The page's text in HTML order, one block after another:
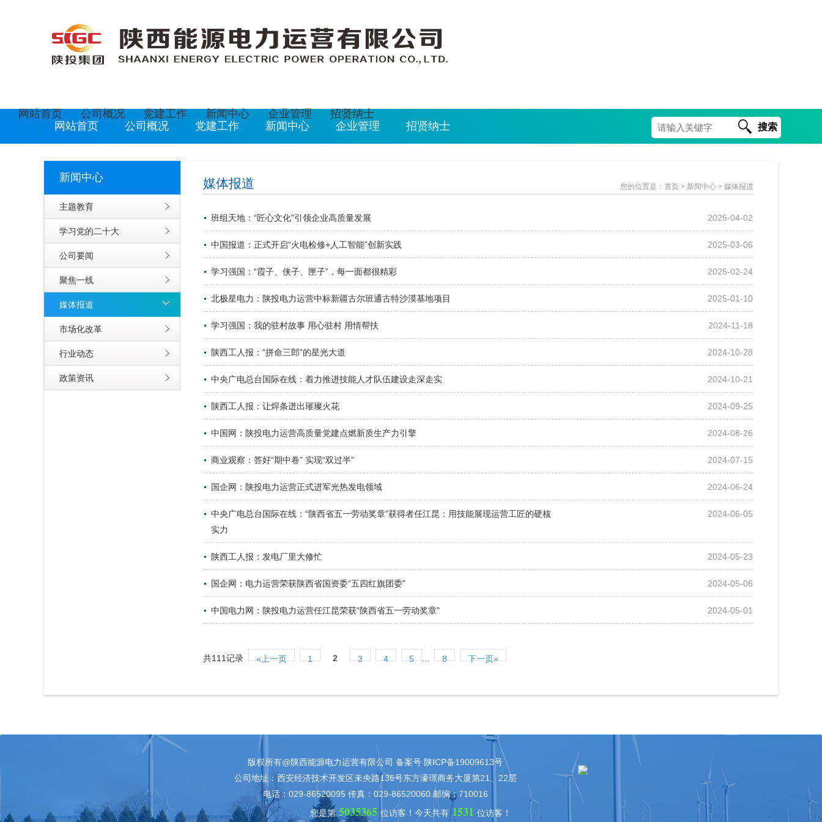
网站首页 公司概况 党建工作 新闻中心 企业管理
招贤纳士
网站首页
公司概况 党建工作 新闻中心 企业管理 招贤纳士 搜索
新闻中心
主题教育
学习党的二十大
公司要闻
聚焦一线
媒体报道
市场化改革
行业动态
政策资讯
媒体报道 您的位置是： 首页 > 新闻中心 > 媒体报道
班组天地：“匠心文化”引领企业高质量发展 2025-04-02
中国报道：正式开启“火电检修+人工智能”创新实践 2025-03-06
学习强国：“霞子、侠子、匣子”，每一面都很精彩 2025-02-24
北极星电力：陕投电力运营中标新疆古尔班通古特沙漠基地项目 2025-01-10
学习强国：我的驻村故事 用心驻村 用情帮扶 2024-11-18
陕西工人报：“拼命三郎”的星光大道 2024-10-28
中央广电总台国际在线：着力推进技能人才队伍建设走深走实 2024-10-21
陕西工人报：让焊条迸出璀璨火花 2024-09-25
中国网：陕投电力运营高质量党建点燃新质生产力引擎 2024-08-26
商业观察：答好“期中卷” 实现“双过半” 2024-07-15
国企网：陕投电力运营正式进军光热发电领域 2024-06-24
中央广电总台国际在线：“陕西省五一劳动奖章”获得者任江昆：用技能展现运营工匠的硬核
实力
2024-06-05
陕西工人报：发电厂里大修忙 2024-05-23
国企网：电力运营荣获陕西省国资委“五四红旗团委” 2024-05-06
中国电力网：陕投电力运营任江昆荣获“陕西省五一劳动奖章” 2024-05-01
共111记录 «上一页 1 2 3 4 5 8 下一页»
版权所有@陕西能源电力运营有限公司 备案号 陕ICP备19009613号
公司地址：西安经济技术开发区未央路136号东方濠璟商务大厦第21、22层
电话：029-86520095 传真：029-86520060 邮编：710016
您是第 5035365 位访客！今天共有 1531 位访客！